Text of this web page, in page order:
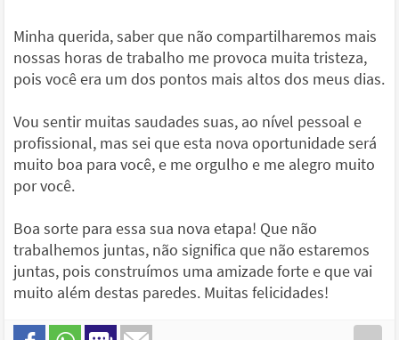
Minha querida, saber que não compartilharemos mais
nossas horas de trabalho me provoca muita tristeza,
pois você era um dos pontos mais altos dos meus dias.
Vou sentir muitas saudades suas, ao nível pessoal e
profissional, mas sei que esta nova oportunidade será
muito boa para você, e me orgulho e me alegro muito
por você.
Boa sorte para essa sua nova etapa! Que não
trabalhemos juntas, não significa que não estaremos
juntas, pois construímos uma amizade forte e que vai
muito além destas paredes. Muitas felicidades!